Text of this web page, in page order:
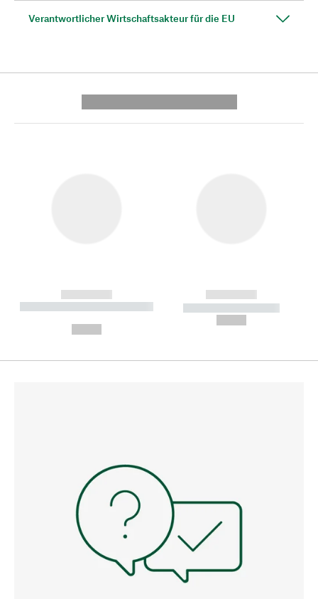
Verantwortlicher Wirtschaftsakteur für die EU
------------
----------- ----------- --------
------------
----------- -----------